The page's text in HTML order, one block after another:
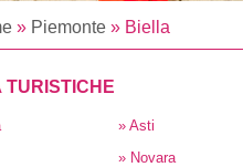
» Piemonte» Biella
TURISTICHE
» Asti
» Novara